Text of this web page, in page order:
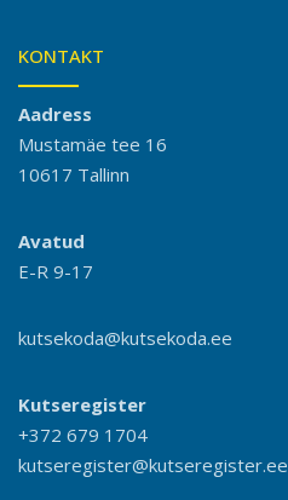
KONTAKT
Aadress
Mustamäe tee 16
10617 Tallinn
Avatud
E-R 9-17
kutsekoda@kutsekoda.ee
Kutseregister
+372 679 1704
kutseregister@kutseregister.ee